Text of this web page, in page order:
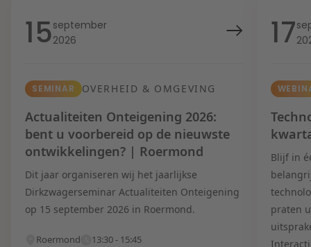
15september
2026
SEMINAR OVERHEID & OMGEVING
Actualiteiten Onteigening 2026:
bent u voorbereid op de nieuwste
ontwikkelingen? | Roermond
Dit jaar organiseren wij het jaarlijkse
Dirkzwagerseminar Actualiteiten Onteigening
op 15 september 2026 in Roermond.
Roermond 13:30 - 15:45
17
Blijf in
praten